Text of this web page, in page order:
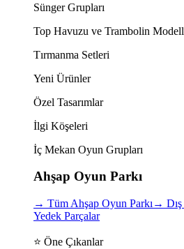
Sünger Grupları
Top Havuzu ve Trambolin
Tırmanma Setleri
Yeni Ürünler
Özel Tasarımlar
İlgi Köşeleri
İç Mekan Oyun Grupları
Ahşap Oyun Parkı
→ Tüm Ahşap Oyun Parkı →
Yedek Parçalar
⭐ Öne Çıkanlar